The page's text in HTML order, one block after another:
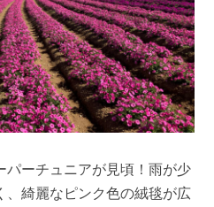
パーチュニアが見頃！雨が少
、綺麗なピンク色の絨毯が広